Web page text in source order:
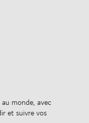
monde, avec
et suivre vos